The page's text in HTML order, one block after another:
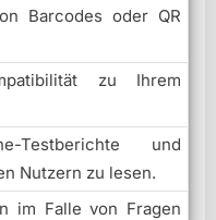
Barcodes oder QR
zu Ihrem
und
Nutzern zu lesen.
im Falle von Fragen